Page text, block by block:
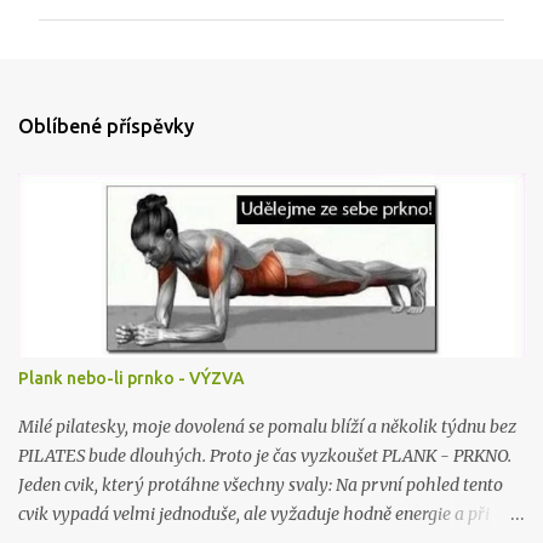
t
Oblíbené příspěvky
Plank nebo-li prnko - VÝZVA
Milé pilatesky, moje dovolená se pomalu blíží a několik týdnu bez
PILATES bude dlouhých. Proto je čas vyzkoušet PLANK - PRKNO.
Jeden cvik, který protáhne všechny svaly: Na první pohled tento
cvik vypadá velmi jednoduše, ale vyžaduje hodně energie a při